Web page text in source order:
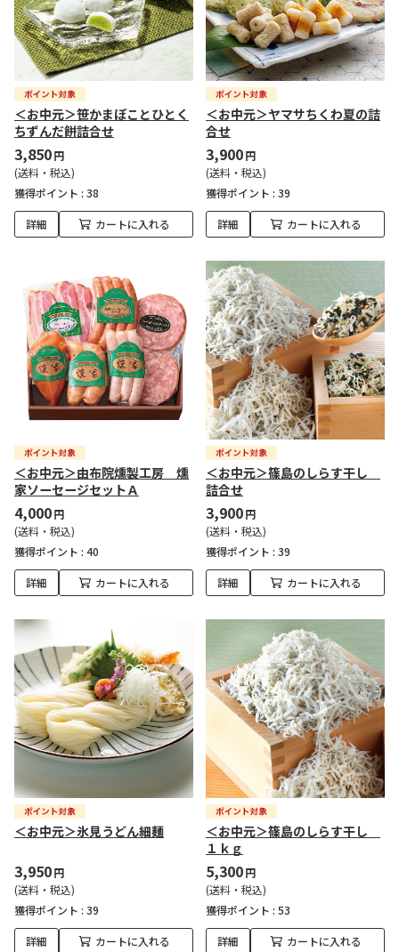
＜お中元＞笹かまぼことひとく
ちずんだ餅詰合せ
3,850円
(送料・税込)
獲得ポイント : 38
詳細 カートに入れる
＜お中元＞ヤマサちくわ夏の詰
合せ
3,900円
(送料・税込)
獲得ポイント : 39
詳細 カートに入れる
＜お中元＞由布院燻製工房 燻
家ソーセージセットＡ
4,000円
(送料・税込)
獲得ポイント : 40
詳細 カートに入れる
＜お中元＞篠島のしらす干し
詰合せ
3,900円
(送料・税込)
獲得ポイント : 39
詳細 カートに入れる
＜お中元＞氷見うどん細麺
3,950円
(送料・税込)
獲得ポイント : 39
詳細 カートに入れる
＜お中元＞篠島のしらす干し
１ｋｇ
5,300円
(送料・税込)
獲得ポイント : 53
詳細 カートに入れる